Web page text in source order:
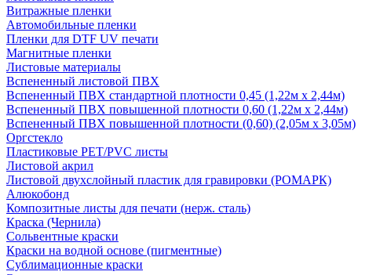
Витражные пленки
Автомобильные пленки
Пленки для DTF UV печати
Магнитные пленки
Листовые материалы
Вспененный листовой ПВХ
Вспененный ПВХ стандартной плотности 0,45 (1,22м х 2,44м)
Вспененный ПВХ повышенной плотности 0,60 (1,22м х 2,44м)
Вспененный ПВХ повышенной плотности (0,60) (2,05м х 3,05м)
Оргстекло
Пластиковые PET/PVC листы
Листовой акрил
Листовой двухслойный пластик для гравировки (РОМАРК)
Алюкобонд
Композитные листы для печати (нерж. сталь)
Краска (Чернила)
Сольвентные краски
Краски на водной основе (пигментные)
Сублимационные краски